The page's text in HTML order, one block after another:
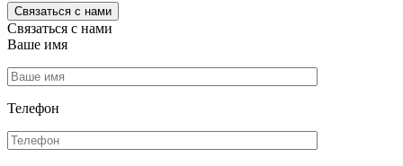
Связаться с нами
Связаться с нами
Ваше имя
Телефон